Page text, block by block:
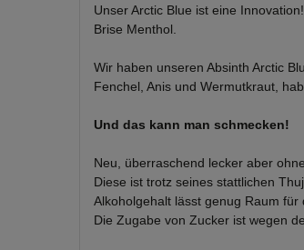
Unser Arctic Blue ist eine
Brise Menthol.
Wir haben unseren Absinth Arctic
Fenchel, Anis und Wermutkraut,
Und das kann man schmecken!
Neu, überraschend lecker aber
Diese ist trotz seines stattlichen
Alkoholgehalt lässt genug Raum
Die Zugabe von Zucker ist wegen